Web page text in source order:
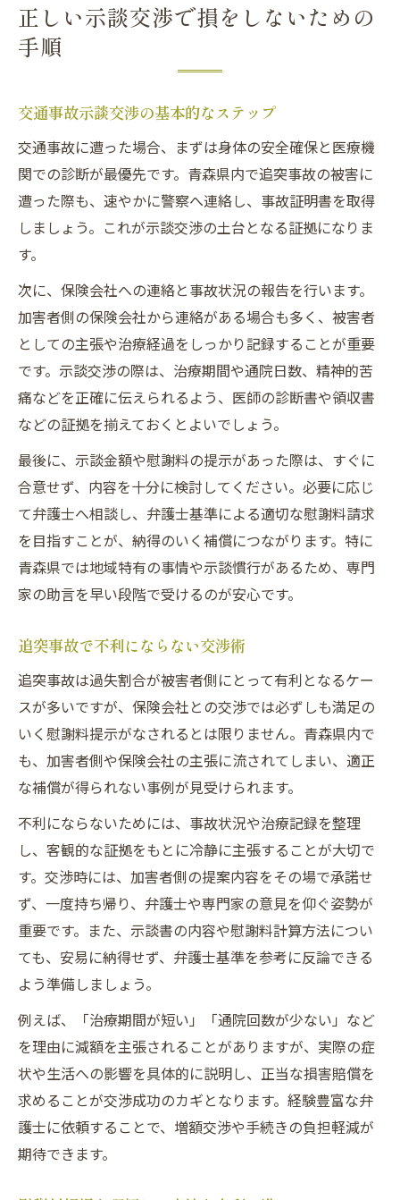
正しい示談交渉で損をしないための
手順
交通事故示談交渉の基本的なステップ
交通事故に遭った場合、まずは身体の安全確保と医療機
関での診断が最優先です。青森県内で追突事故の被害に
遭った際も、速やかに警察へ連絡し、事故証明書を取得
しましょう。これが示談交渉の土台となる証拠になりま
す。
次に、保険会社への連絡と事故状況の報告を行います。
加害者側の保険会社から連絡がある場合も多く、被害者
としての主張や治療経過をしっかり記録することが重要
です。示談交渉の際は、治療期間や通院日数、精神的苦
痛などを正確に伝えられるよう、医師の診断書や領収書
などの証拠を揃えておくとよいでしょう。
最後に、示談金額や慰謝料の提示があった際は、すぐに
合意せず、内容を十分に検討してください。必要に応じ
て弁護士へ相談し、弁護士基準による適切な慰謝料請求
を目指すことが、納得のいく補償につながります。特に
青森県では地域特有の事情や示談慣行があるため、専門
家の助言を早い段階で受けるのが安心です。
追突事故で不利にならない交渉術
追突事故は過失割合が被害者側にとって有利となるケー
スが多いですが、保険会社との交渉では必ずしも満足の
いく慰謝料提示がなされるとは限りません。青森県内で
も、加害者側や保険会社の主張に流されてしまい、適正
な補償が得られない事例が見受けられます。
不利にならないためには、事故状況や治療記録を整理
し、客観的な証拠をもとに冷静に主張することが大切で
す。交渉時には、加害者側の提案内容をその場で承諾せ
ず、一度持ち帰り、弁護士や専門家の意見を仰ぐ姿勢が
重要です。また、示談書の内容や慰謝料計算方法につい
ても、安易に納得せず、弁護士基準を参考に反論できる
よう準備しましょう。
例えば、「治療期間が短い」「通院回数が少ない」など
を理由に減額を主張されることがありますが、実際の症
状や生活への影響を具体的に説明し、正当な損害賠償を
求めることが交渉成功のカギとなります。経験豊富な弁
護士に依頼することで、増額交渉や手続きの負担軽減が
期待できます。